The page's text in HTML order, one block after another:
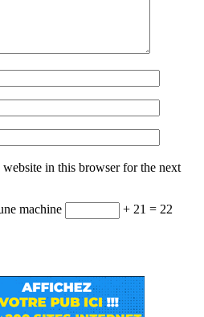
website in this browser for the next
machine + 21 = 22